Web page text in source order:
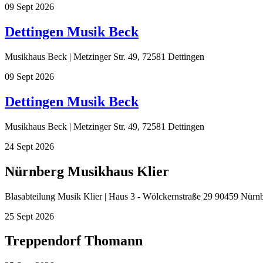
09 Sept 2026
Dettingen Musik Beck
Musikhaus Beck | Metzinger Str. 49, 72581 Dettingen
09 Sept 2026
Dettingen Musik Beck
Musikhaus Beck | Metzinger Str. 49, 72581 Dettingen
24 Sept 2026
Nürnberg Musikhaus Klier
Blasabteilung Musik Klier | Haus 3 - Wölckernstraße 29 90459
25 Sept 2026
Treppendorf Thomann